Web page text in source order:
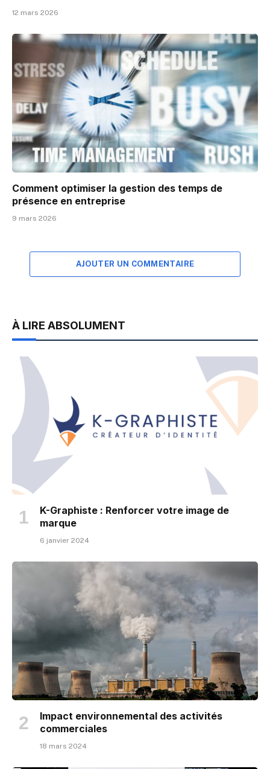
12 mars 2026
Comment optimiser la gestion des temps de
présence en entreprise
9 mars 2026
AJOUTER UN COMMENTAIRE
À LIRE ABSOLUMENT
K-Graphiste : Renforcer votre image de
marque
6 janvier 2024
Impact environnemental des activités
commerciales
18 mars 2024